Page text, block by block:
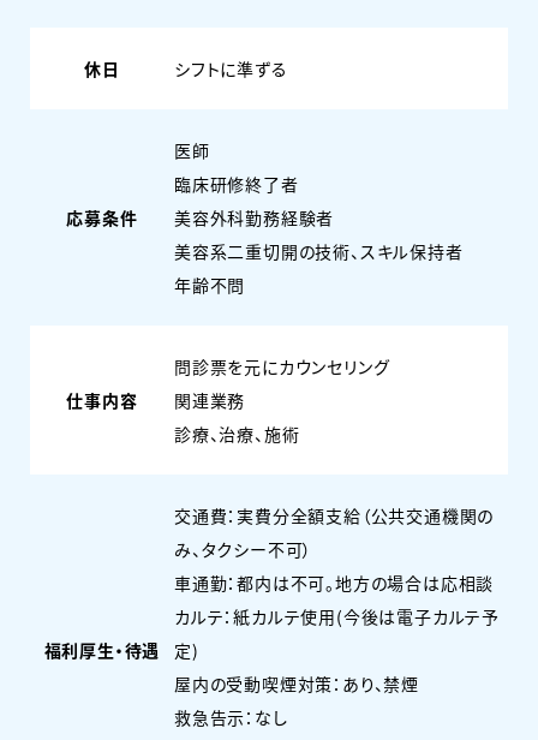
休日 シフトに準ずる
応募条件
医師
臨床研修終了者
美容外科勤務経験者
美容系二重切開の技術、スキル保持者
年齢不問
仕事内容
問診票を元にカウンセリング
関連業務
診療、治療、施術
福利厚生・待遇
交通費：実費分全額支給（公共交通機関の
み、タクシー不可）
車通勤：都内は不可。地方の場合は応相談
カルテ：紙カルテ使用(今後は電子カルテ予
定)
屋内の受動喫煙対策：あり、禁煙
救急告示：なし